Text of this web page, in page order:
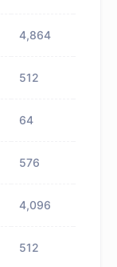
4,864
512
64
576
4,096
512